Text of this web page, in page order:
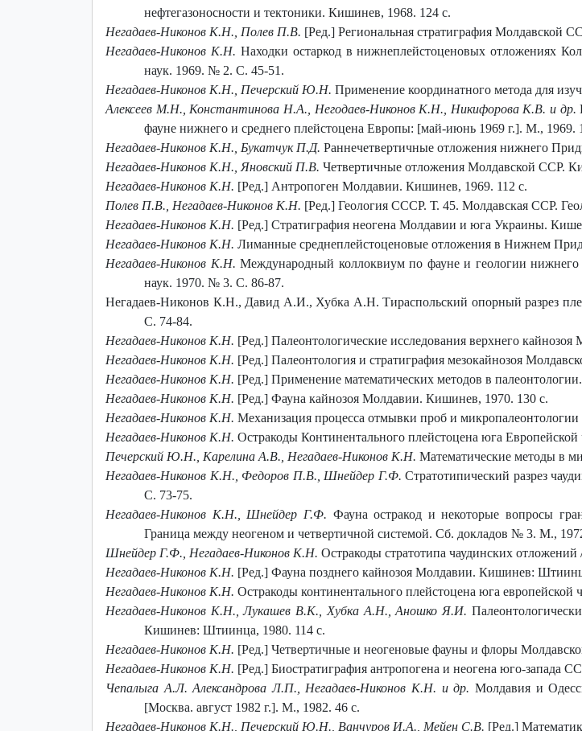
нефтегазоносности и тектоники. Кишинев, 1968. 124 с.
Негадаев-Никонов К.Н., Полев П.В. [Ред.] Региональная стратиграфия Молдавской
Негадаев-Никонов К.Н. Находки остаркод в нижнеплейстоценовых отложениях
наук. 1969. № 2. С. 45-51.
Негадаев-Никонов К.Н., Печерский Ю.Н. Применение координатного метода для
Алексеев М.Н., Константинова Н.А., Негодаев-Никонов К.Н., Никифорова К.В. и др.
фауне нижнего и среднего плейстоцена Европы: [май-июнь 1969 г.]. М., 1969.
Негадаев-Никонов К.Н., Букатчук П.Д. Раннечетвертичные отложения нижнего
Негадаев-Никонов К.Н., Яновский П.В. Четвертичные отложения Молдавской ССР.
Негадаев-Никонов К.Н. [Ред.] Антропоген Молдавии. Кишинев, 1969. 112 с.
Полев П.В., Негадаев-Никонов К.Н. [Ред.] Геология СССР. Т. 45. Молдавская ССР.
Негадаев-Никонов К.Н. [Ред.] Стратиграфия неогена Молдавии и юга Украины.
Негадаев-Никонов К.Н. Лиманные среднеплейстоценовые отложения в Нижнем
Негадаев-Никонов К.Н. Международный коллоквиум по фауне и геологии
наук. 1970. № 3. С. 86-87.
Негадаев-Никонов К.Н., Давид А.И., Хубка А.Н. Тираспольский опорный разрез
С. 74-84.
Негадаев-Никонов К.Н. [Ред.] Палеонтологические исследования верхнего
Негадаев-Никонов К.Н. [Ред.] Палеонтология и стратиграфия мезокайнозоя
Негадаев-Никонов К.Н. [Ред.] Применение математических методов в
Негадаев-Никонов К.Н. [Ред.] Фауна кайнозоя Молдавии. Кишинев, 1970. 130 с.
Негадаев-Никонов К.Н. Механизация процесса отмывки проб и
Негадаев-Никонов К.Н. Остракоды Континентального плейстоцена юга
Печерский Ю.Н., Карелина А.В., Негадаев-Никонов К.Н. Математические методы в
Негадаев-Никонов К.Н., Федоров П.В., Шнейдер Г.Ф. Стратотипический разрез
С. 73-75.
Негадаев-Никонов К.Н., Шнейдер Г.Ф. Фауна остракод и некоторые вопросы
Граница между неогеном и четвертичной системой. Сб. докладов № 3. М.,
Шнейдер Г.Ф., Негадаев-Никонов К.Н. Остракоды стратотипа чаудинских
Негадаев-Никонов К.Н. [Ред.] Фауна позднего кайнозоя Молдавии. Кишинев:
Негадаев-Никонов К.Н. Остракоды континентального плейстоцена юга
Негадаев-Никонов К.Н., Лукашев В.К., Хубка А.Н., Аношко Я.И.
Кишинев: Штиинца, 1980. 114 с.
Негадаев-Никонов К.Н. [Ред.] Четвертичные и неогеновые фауны и флоры
Негадаев-Никонов К.Н. [Ред.] Биостратиграфия антропогена и неогена юго-запада
Чепалыга А.Л. Александрова Л.П., Негадаев-Никонов К.Н. и др. Молдавия и
[Москва. август 1982 г.]. М., 1982. 46 с.
Негадаев-Никонов К.Н., Печерский Ю.Н., Ванчуров И.А., Мейен С.В. [Ред.]